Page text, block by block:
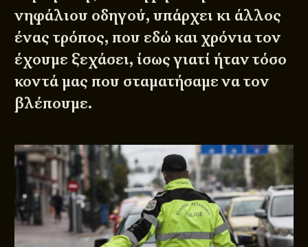
νηφάλιου οδηγού, υπάρχει κι άλλος
ένας τρόπος, που εδώ και χρόνια τον
έχουμε ξεχάσει, ίσως γιατί ήταν τόσο
κοντά μας που σταματήσαμε να τον
βλέπουμε.